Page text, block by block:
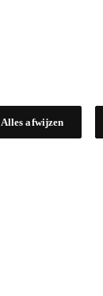
Alles afwijzen